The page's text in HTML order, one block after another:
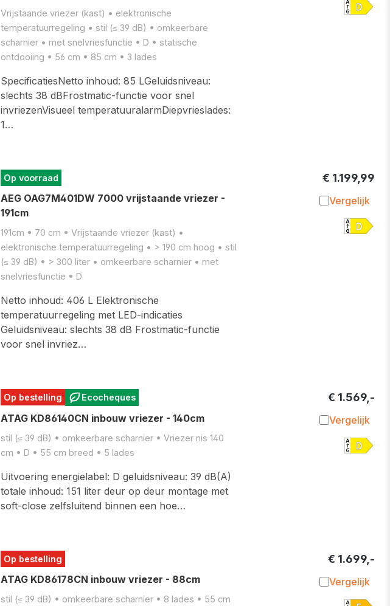
Vrijstaande vriezer (kast) • elektronische
temperatuurregeling • stil (≤ 39 dB) • omkeerbare
scharnier • met snelvriesfunctie • D • statische
ontdooiing • 56 cm • 85 cm • 3 lades
SpecificatiesNetto inhoud: 85 LGeluidsniveau:
slechts 38 dBFrostmatic-functie voor snel
invriezenVisueel temperatuuralarmDiepvrieslades:
1…
Op voorraad
AEG OAG7M401DW 7000 vrijstaande vriezer -
191cm
191cm • 70 cm • Vrijstaande vriezer (kast) •
elektronische temperatuurregeling • > 190 cm hoog • stil
(≤ 39 dB) • > 300 liter • omkeerbare scharnier • met
snelvriesfunctie • D
Netto inhoud: 406 L Elektronische
temperatuurregeling met LED-indicaties
Geluidsniveau: slechts 38 dB Frostmatic-functie
voor snel invriez…
€ 1.199,99
Vergelijk
Op bestelling Ecocheques
ATAG KD86140CN inbouw vriezer - 140cm
stil (≤ 39 dB) • omkeerbare scharnier • Vriezer nis 140
cm • D • 55 cm breed • 5 lades
Uitvoering energielabel: D geluidsniveau: 39 dB(A)
totale inhoud: 151 liter deur op deur montage met
soft-close zelfsluitend binnen een hoe…
€ 1.569,-
Vergelijk
Op bestelling
ATAG KD86178CN inbouw vriezer - 88cm
stil (≤ 39 dB) • omkeerbare scharnier • 8 lades • 55 cm
€ 1.699,-
Vergelijk